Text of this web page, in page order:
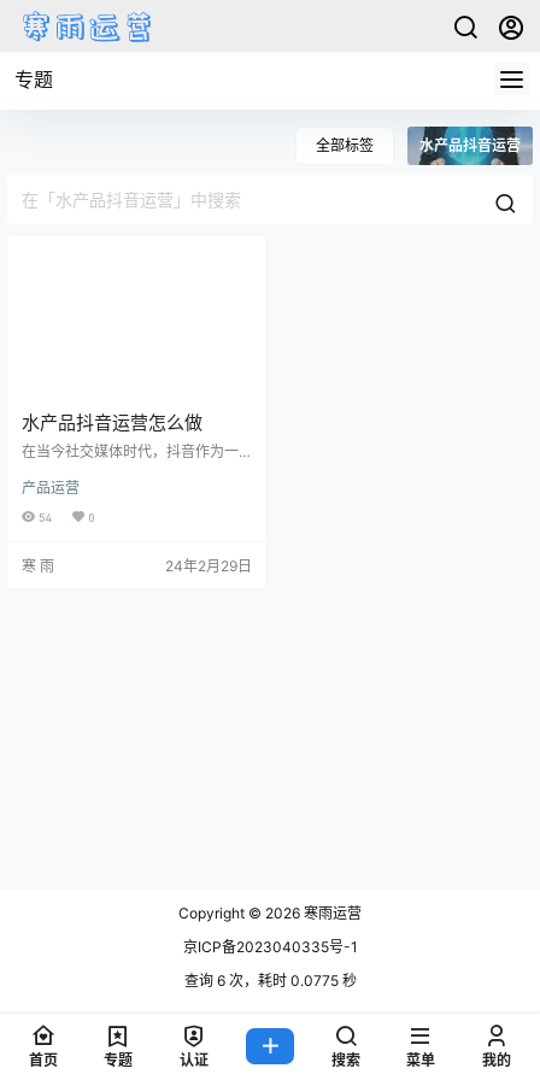
专题
全部标签 水产品抖音运营
水产品抖音运营怎么做
在当今社交媒体时代，抖音作为一
品牌进行推广和营销的重要平台之
一。水产品作为一种受欢迎的消费
进行水产品运营呢？接下来，我们
产品运营
54 0
寒 雨 24年2月29日
Copyright © 2026 寒雨运营
京ICP备2023040335号-1
查询 6 次，耗时 0.0775 秒
首页 专题 认证 搜索 菜单 我的